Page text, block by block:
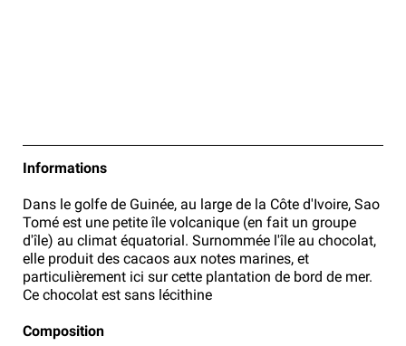
Informations
Dans le golfe de Guinée, au large de la Côte d'Ivoire, Sao
Tomé est une petite île volcanique (en fait un groupe
d'île) au climat équatorial. Surnommée l'île au chocolat,
elle produit des cacaos aux notes marines, et
particulièrement ici sur cette plantation de bord de mer.
Ce chocolat est sans lécithine
Composition